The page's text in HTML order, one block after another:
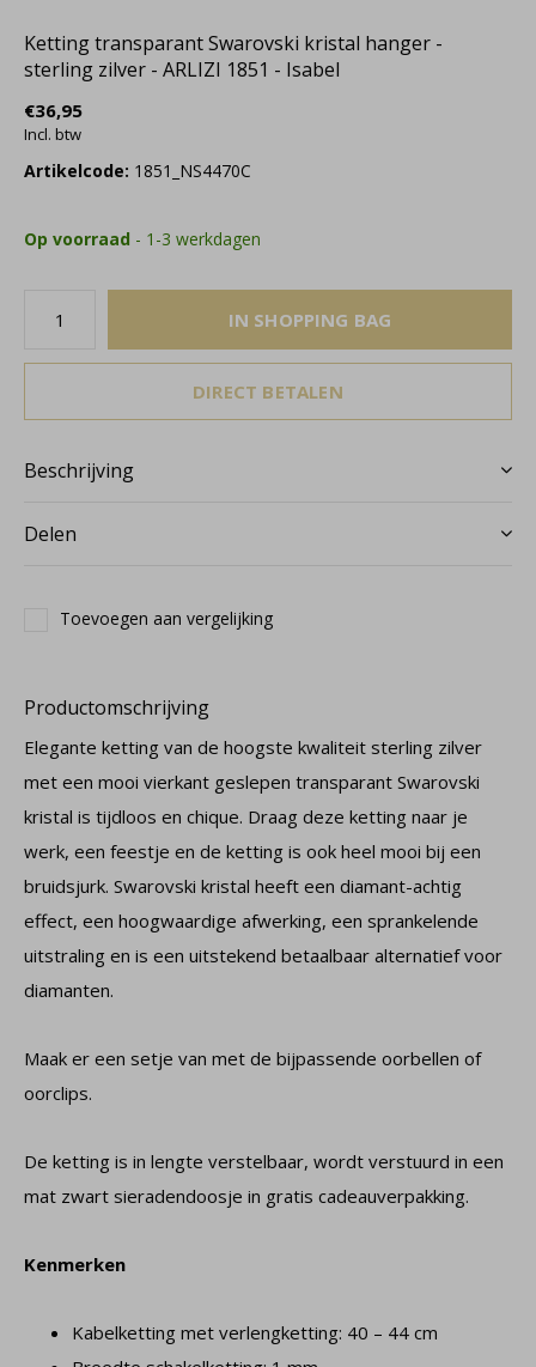
Ketting transparant Swarovski kristal hanger -
sterling zilver - ARLIZI 1851 - Isabel
€36,95
Incl. btw
Artikelcode: 1851_NS4470C
Op voorraad - 1-3 werkdagen
IN SHOPPING BAG
DIRECT BETALEN
Beschrijving
Delen
Toevoegen aan vergelijking
Productomschrijving
Elegante ketting van de hoogste kwaliteit sterling zilver
met een mooi vierkant geslepen transparant Swarovski
kristal is tijdloos en chique. Draag deze ketting naar je
werk, een feestje en de ketting is ook heel mooi bij een
bruidsjurk. Swarovski kristal heeft een diamant-achtig
effect, een hoogwaardige afwerking, een sprankelende
uitstraling en is een uitstekend betaalbaar alternatief voor
diamanten.
Maak er een setje van met de bijpassende oorbellen of
oorclips.
De ketting is in lengte verstelbaar, wordt verstuurd in een
mat zwart sieradendoosje in gratis cadeauverpakking.
Kenmerken
Kabelketting met verlengketting: 40 – 44 cm